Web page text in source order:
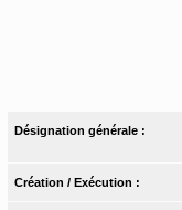
Désignation générale :
Création / Exécution :